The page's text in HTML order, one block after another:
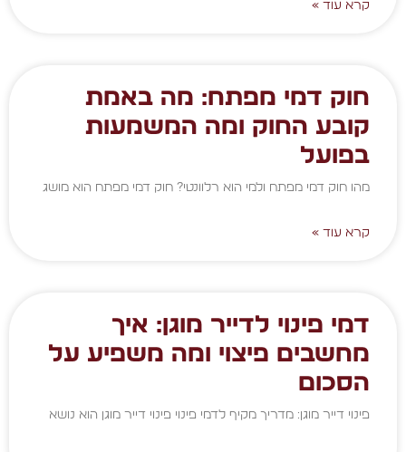
קרא עוד »
חוק דמי מפתח: מה באמת
קובע החוק ומה המשמעות
בפועל
מהו חוק דמי מפתח ולמי הוא רלוונטי? חוק דמי מפתח הוא מושג
קרא עוד »
דמי פינוי לדייר מוגן: איך
מחשבים פיצוי ומה משפיע על
הסכום
פינוי דייר מוגן: מדריך מקיף לדמי פינוי פינוי דייר מוגן הוא נושא